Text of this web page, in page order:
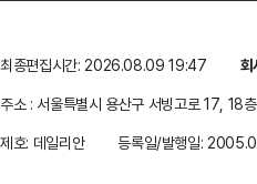
최종편집시간: 2026.08.09 19:47 회
주소 : 서울특별시 용산구 서빙고로 17, 18
제호: 데일리안
등록일/발행일: